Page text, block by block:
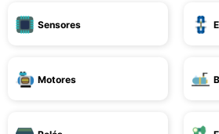
Sensores
Motores